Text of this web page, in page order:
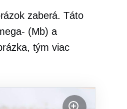
zaberá. Táto
(Mb) a
tým viac